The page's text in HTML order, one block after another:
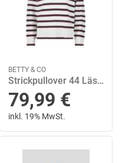
BETTY & CO
Strickpullover 44 Lässig - Cream/dark Red
79,99 €
inkl. 19% MwSt.